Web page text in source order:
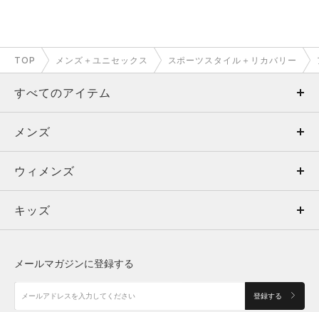
TOP メンズ＋ユニセックス スポーツスタイル＋リカバリー
すべてのアイテム
メンズ
ウィメンズ
キッズ
アクセサリー
メンズ
トップス
ボトムス
アクセサリー
ウィメンズ
トップス
シューズ
キッズ
メールマガジンに登録する
登録する